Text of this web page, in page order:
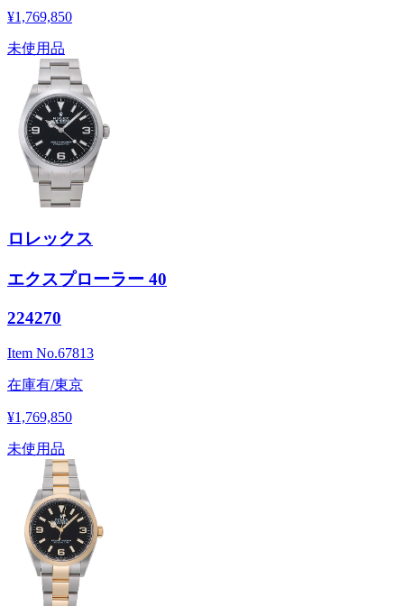
¥1,769,850
未使用品
ロレックス
エクスプローラー 40
224270
Item No.67813
在庫有/東京
¥1,769,850
未使用品